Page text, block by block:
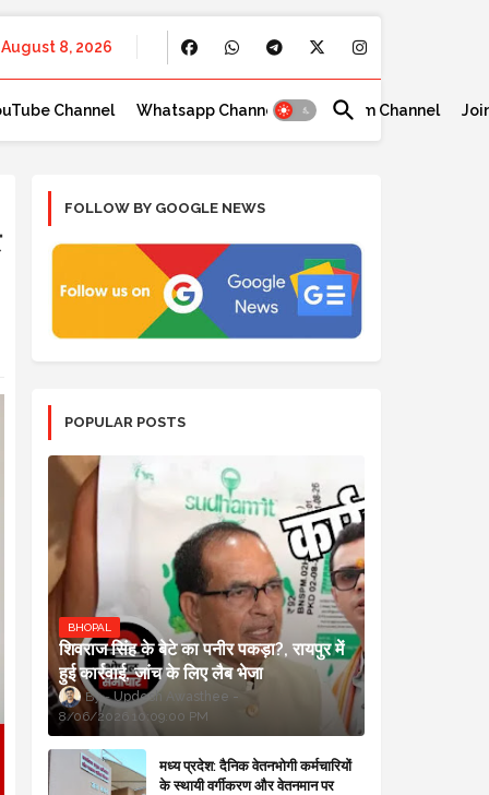
August 8, 2026
Channel Whatsapp Channel Telegram Channel
FOLLOW BY GOOGLE NEWS
POPULAR POSTS
BHOPAL
शिवराज सिंह के बेटे का पनीर पकड़ा?, रायपुर में
हुई कार्रवाई, जांच के लिए लैब भेजा
Updesh Awasthee
8/06/2026 10:09:00 PM
मध्य प्रदेश: दैनिक वेतनभोगी कर्मचारियों
के स्थायी वर्गीकरण और वेतनमान पर